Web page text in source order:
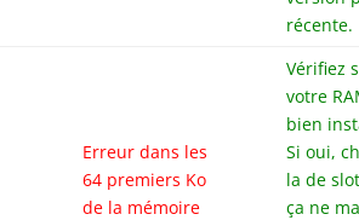
récente.
Erreur dans les
64 premiers Ko
de la mémoire
Vérifiez
votre
bien
Si oui,
la de
ça ne